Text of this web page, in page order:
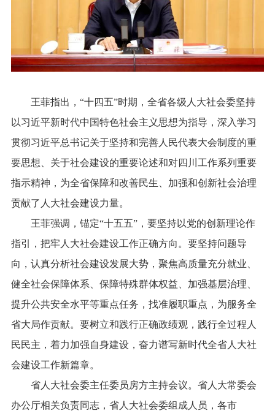
王菲指出，“十四五”时期，全省各级人大社会委坚持
以习近平新时代中国特色社会主义思想为指导，深入学习
贯彻习近平总书记关于坚持和完善人民代表大会制度的重
要思想、关于社会建设的重要论述和对四川工作系列重要
指示精神，为全省保障和改善民生、加强和创新社会治理
贡献了人大社会建设力量。
王菲强调，锚定“十五五”，要坚持以党的创新理论作
指引，把牢人大社会建设工作正确方向。要坚持问题导
向，认真分析社会建设发展大势，聚焦高质量充分就业、
健全社会保障体系、保障特殊群体权益、加强基层治理、
提升公共安全水平等重点任务，找准履职重点，为服务全
省大局作贡献。要树立和践行正确政绩观，践行全过程人
民民主，着力加强自身建设，奋力谱写新时代全省人大社
会建设工作新篇章。
省人大社会委主任委员房方主持会议。省人大常委会
办公厅相关负责同志，省人大社会委组成人员，各市